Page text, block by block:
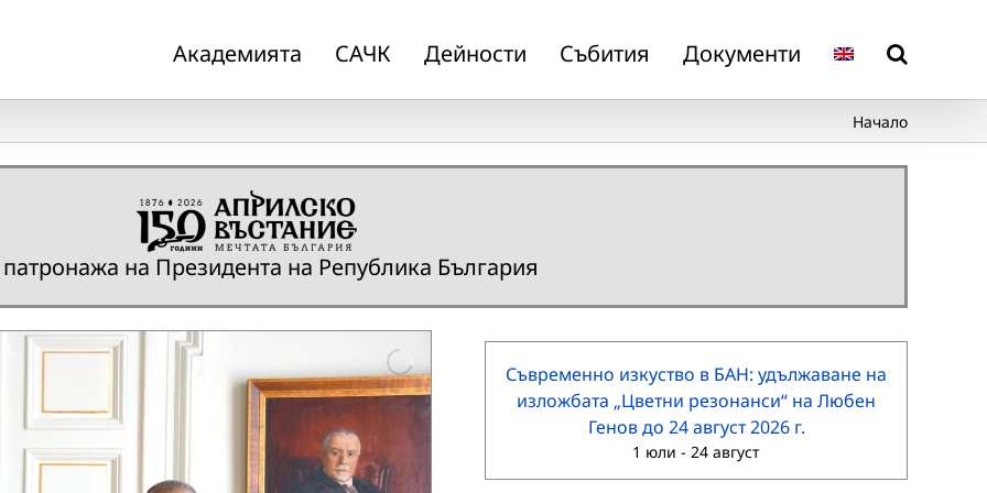
Академията САЧК Дейности Събития Документи
Начало
на Президента на Република България
Съвременно изкуство в БАН: удължаване на
изложбата „Цветни резонанси“ на Любен
Генов до 24 август 2026 г.
1 юли - 24 август